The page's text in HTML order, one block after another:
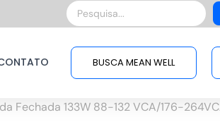
Pesquisar
...
BUSCA MEAN WELL
Fechada 133W 88-132 VCA/176-